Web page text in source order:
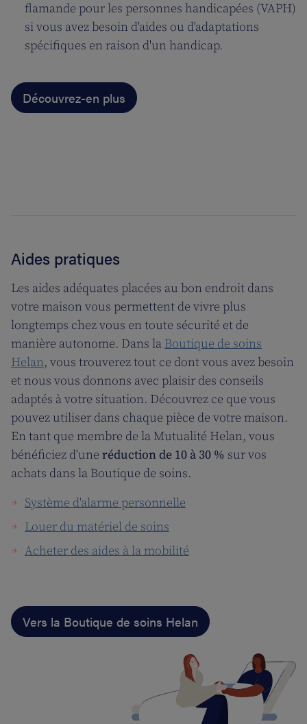
flamande pour les personnes handicapées (VAPH)
si vous avez besoin d'aides ou d'adaptations
spécifiques en raison d'un handicap.
Découvrez-en plus
Aides pratiques
Les aides adéquates placées au bon endroit dans
votre maison vous permettent de vivre plus
longtemps chez vous en toute sécurité et de
manière autonome. Dans la Boutique de soins
Helan, vous trouverez tout ce dont vous avez besoin
et nous vous donnons avec plaisir des conseils
adaptés à votre situation. Découvrez ce que vous
pouvez utiliser dans chaque pièce de votre maison.
En tant que membre de la Mutualité Helan, vous
bénéficiez d'une réduction de 10 à 30 % sur vos
achats dans la Boutique de soins.
Système d'alarme personnelle
Louer du matériel de soins
Acheter des aides à la mobilité
Vers la Boutique de soins Helan